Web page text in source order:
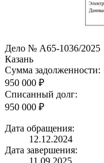
Дело № А65-1036/2025
Казань
Сумма задолженности:
950 000 ₽
Списанный долг:
950 000 ₽
Дата обращения:
12.12.2024
Дата завершения:
11.09.2025